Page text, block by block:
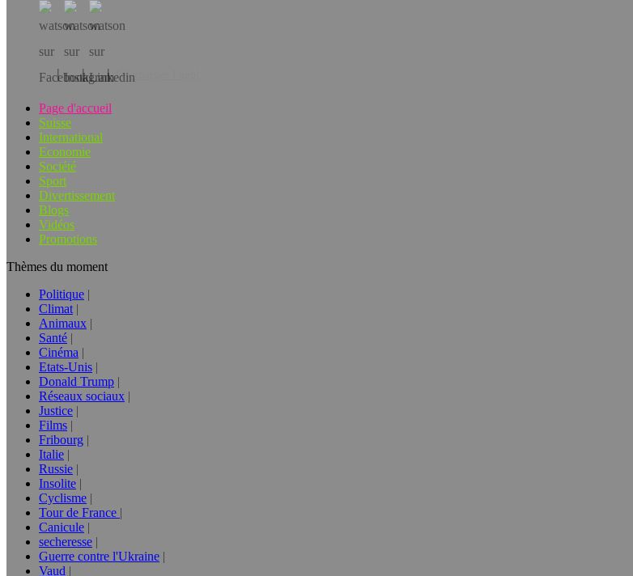
Téléchargez l’app!
Page d'accueil
Suisse
International
Economie
Société
Sport
Divertissement
Blogs
Vidéos
Promotions
Thèmes du moment
Politique
Climat
Animaux
Santé
Cinéma
Etats-Unis
Donald Trump
Réseaux sociaux
Justice
Films
Fribourg
Italie
Russie
Insolite
Cyclisme
Tour de France
Canicule
secheresse
Guerre contre l'Ukraine
Vaud